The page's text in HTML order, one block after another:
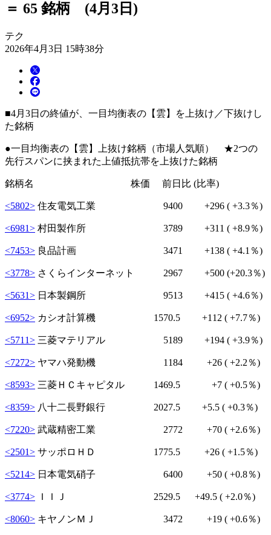
＝ 65 銘柄 (4月3日)
テク
2026年4月3日 15時38分
■4月3日の終値が、一目均衡表の【雲】を上抜け／下抜けし
た銘柄
●一目均衡表の【雲】上抜け銘柄（市場人気順） ★2つの
先行スパンに挟まれた上値抵抗帯を上抜けた銘柄
銘柄名 株価 前日比 (比率)
<5802> 住友電気工業 9400 +296 ( +3.3％)
<6981> 村田製作所 3789 +311 ( +8.9％)
<7453> 良品計画 3471 +138 ( +4.1％)
<3778> さくらインターネット 2967 +500 (+20.3％)
<5631> 日本製鋼所 9513 +415 ( +4.6％)
<6952> カシオ計算機 1570.5 +112 ( +7.7％)
<5711> 三菱マテリアル 5189 +194 ( +3.9％)
<7272> ヤマハ発動機 1184 +26 ( +2.2％)
<8593> 三菱ＨＣキャピタル 1469.5 +7 ( +0.5％)
<8359> 八十二長野銀行 2027.5 +5.5 ( +0.3％)
<7220> 武蔵精密工業 2772 +70 ( +2.6％)
<2501> サッポロＨＤ 1775.5 +26 ( +1.5％)
<5214> 日本電気硝子 6400 +50 ( +0.8％)
<3774> ＩＩＪ 2529.5 +49.5 ( +2.0％)
<8060> キヤノンＭＪ 3472 +19 ( +0.6％)